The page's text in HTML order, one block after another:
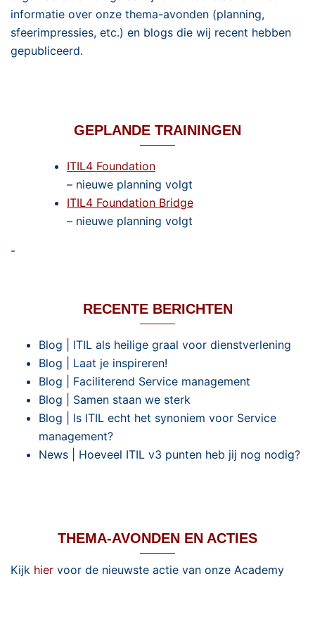
informatie over onze thema-avonden (planning,
sfeerimpressies, etc.) en blogs die wij recent hebben
gepubliceerd.
GEPLANDE TRAININGEN
ITIL4 Foundation
– nieuwe planning volgt
ITIL4 Foundation Bridge
– nieuwe planning volgt
-
RECENTE BERICHTEN
Blog | ITIL als heilige graal voor dienstverlening
Blog | Laat je inspireren!
Blog | Faciliterend Service management
Blog | Samen staan we sterk
Blog | Is ITIL echt het synoniem voor Service
management?
News | Hoeveel ITIL v3 punten heb jij nog nodig?
THEMA-AVONDEN EN ACTIES
Kijk hier voor de nieuwste actie van onze Academy